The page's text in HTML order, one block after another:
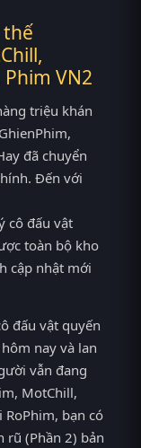
thế
VN2
triệu khán
đã chuyển
Đến với
cô đấu vật
toàn bộ kho
cập nhật mới
đấu vật quyến
nay và lan
vẫn đang
MotChill,
RoPhim, bạn có
rũ (Phần 2) bản